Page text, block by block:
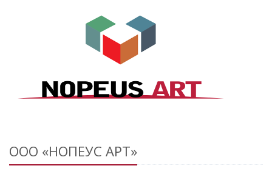
ООО «НОПЕУС АРТ»